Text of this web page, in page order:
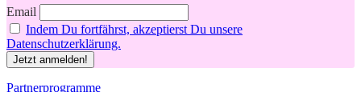
Email
Indem Du fortfährst, akzeptierst Du unsere
Datenschutzerklärung.
Schlagwörter
Partnerprogramme